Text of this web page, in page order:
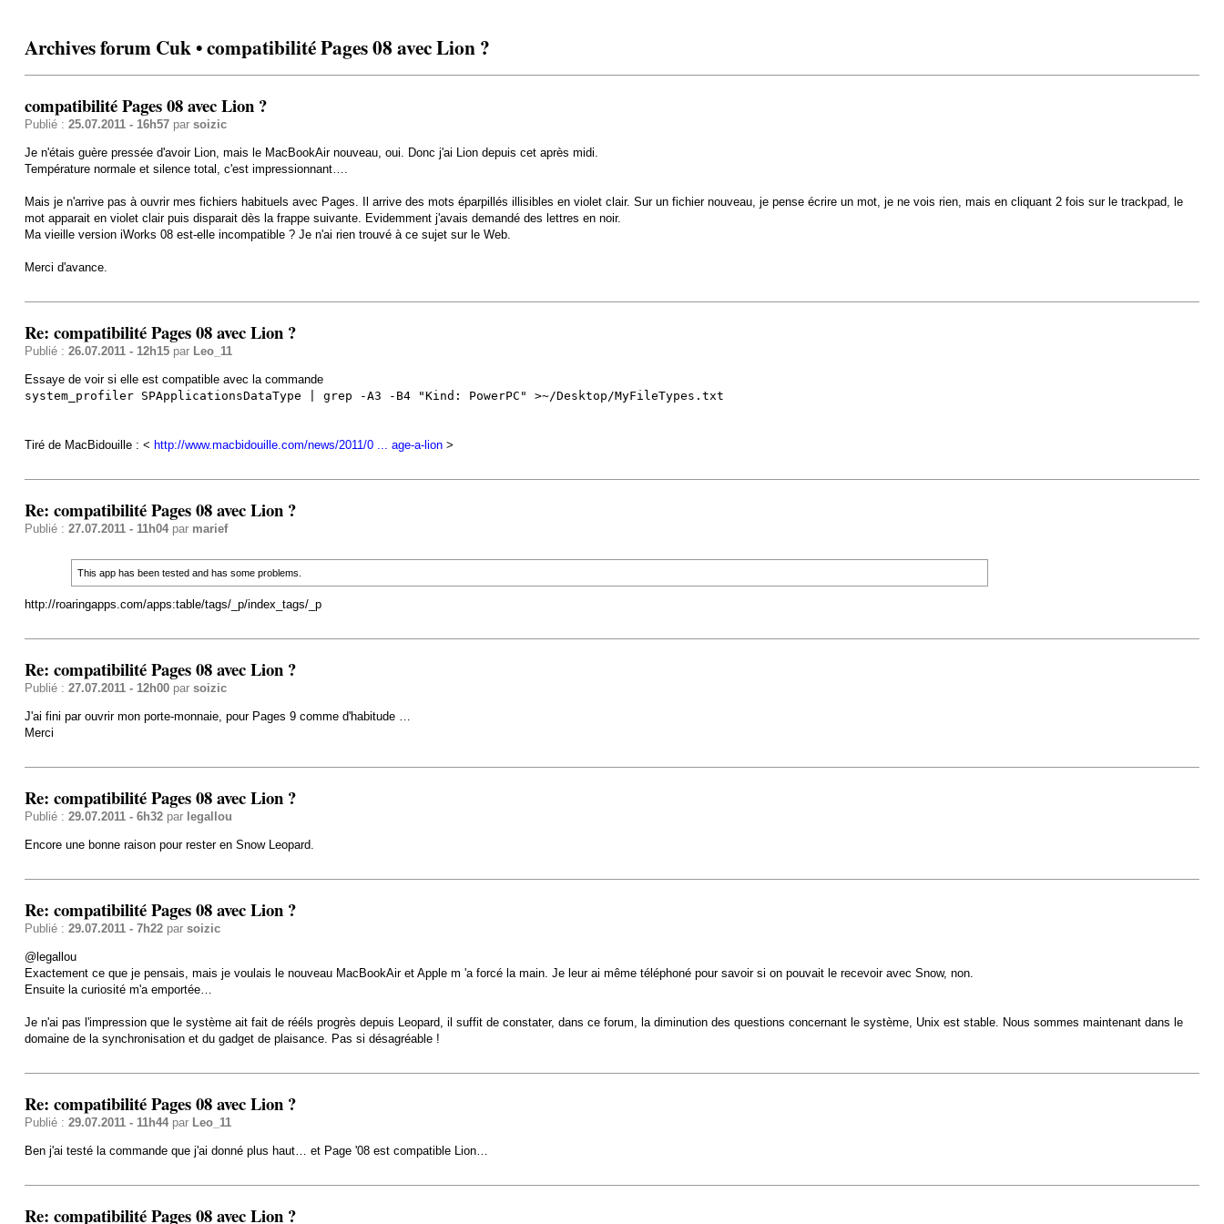
Archives forum Cuk • compatibilité Pages 08 avec Lion ?
compatibilité Pages 08 avec Lion ?
Publié : 25.07.2011 - 16h57par soizic
Je n'étais guère pressée d'avoir Lion, mais le MacBookAir nouveau, oui. Donc j'ai Lion depuis cet après midi.
Température normale et silence total, c'est impressionnant….
Mais je n'arrive pas à ouvrir mes fichiers habituels avec Pages. Il arrive des mots éparpillés illisibles en violet clair. Sur un fichier nouveau, je pense écrire un mot, je ne vois rien, mais en cliquant 2 fois sur le trackpad, le
mot apparait en violet clair puis disparait dès la frappe suivante. Evidemment j'avais demandé des lettres en noir.
Ma vieille version iWorks 08 est-elle incompatible ? Je n'ai rien trouvé à ce sujet sur le Web.
Merci d'avance.
Re: compatibilité Pages 08 avec Lion ?
Publié : 26.07.2011 - 12h15par Leo_11
Essaye de voir si elle est compatible avec la commande
system_profiler SPApplicationsDataType | grep -A3 -B4 "Kind: PowerPC" >~/Desktop/MyFileTypes.txt
Tiré de MacBidouille : < http://www.macbidouille.com/news/2011/0 ... age-a-lion>
Re: compatibilité Pages 08 avec Lion ?
Publié : 27.07.2011 - 11h04par marief
This app has been tested and has some problems.
http://roaringapps.com/apps:table/tags/_p/index_tags/_p
Re: compatibilité Pages 08 avec Lion ?
Publié : 27.07.2011 - 12h00par soizic
J'ai fini par ouvrir mon porte-monnaie, pour Pages 9 comme d'habitude …
Merci
Re: compatibilité Pages 08 avec Lion ?
Publié : 29.07.2011 - 6h32par legallou
Encore une bonne raison pour rester en Snow Leopard.
Re: compatibilité Pages 08 avec Lion ?
Publié : 29.07.2011 - 7h22par soizic
@legallou
Exactement ce que je pensais, mais je voulais le nouveau MacBookAir et Apple m 'a forcé la main. Je leur ai même téléphoné pour savoir si on pouvait le recevoir avec Snow, non.
Ensuite la curiosité m'a emportée…
Je n'ai pas l'impression que le système ait fait de rééls progrès depuis Leopard, il suffit de constater, dans ce forum, la diminution des questions concernant le système, Unix est stable. Nous sommes maintenant dans le
domaine de la synchronisation et du gadget de plaisance. Pas si désagréable !
Re: compatibilité Pages 08 avec Lion ?
Publié : 29.07.2011 - 11h44par Leo_11
Ben j'ai testé la commande que j'ai donné plus haut… et Page '08 est compatible Lion…
Re: compatibilité Pages 08 avec Lion ?